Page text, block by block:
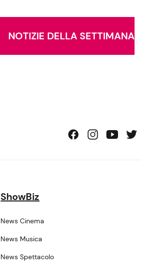
NOTIZIE DELLA SETTIMANA
ShowBiz
News Cinema
News Musica
News Spettacolo